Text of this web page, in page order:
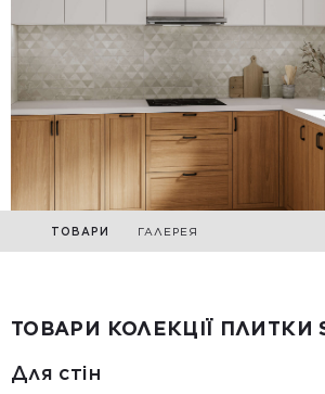
ТОВАРИ ГАЛЕРЕЯ
ТОВАРИ КОЛЕКЦІЇ ПЛИТКИ
Для стін